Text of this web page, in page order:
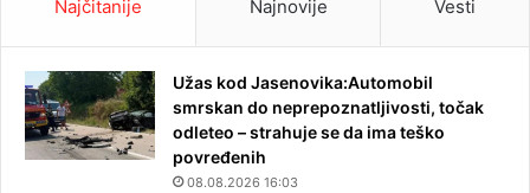
Najčitanije Najnovije Vesti
Užas kod Jasenovika:Automobil
smrskan do neprepoznatljivosti, točak
odleteo – strahuje se da ima teško
povređenih
08.08.2026 16:03